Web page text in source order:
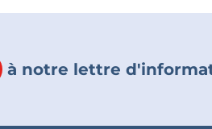
à notre lettre